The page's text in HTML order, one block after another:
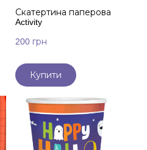
Скатертина паперова
Activity
200 грн
Купити